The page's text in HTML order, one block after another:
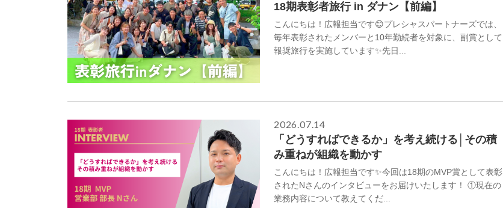
18期表彰者旅行 in ダナン【前編】
こんにちは！広報担当です😊プレシャスパートナーズでは、
毎年表彰されたメンバーと10年勤続者を対象に、副賞として
報奨旅行を実施しています✨先日...
2026.07.14
「どうすればできるか」を考え続ける│その積
み重ねが組織を動かす
こんにちは！広報担当です✨今回は18期のMVP賞として表彰
されたNさんのインタビューをお届けいたします！ ①現在の
業務内容について教えてくだ...